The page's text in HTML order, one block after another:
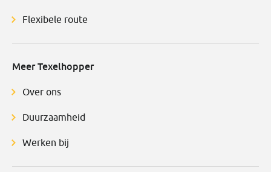
Flexibele route
Meer Texelhopper
Over ons
Duurzaamheid
Werken bij